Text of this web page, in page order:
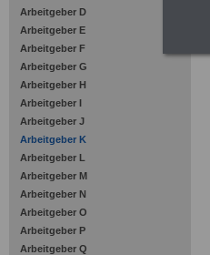
Arbeitgeber D
Arbeitgeber E
Arbeitgeber F
Arbeitgeber G
Arbeitgeber H
Arbeitgeber I
Arbeitgeber J
Arbeitgeber K
Arbeitgeber L
Arbeitgeber M
Arbeitgeber N
Arbeitgeber O
Arbeitgeber P
Arbeitgeber Q